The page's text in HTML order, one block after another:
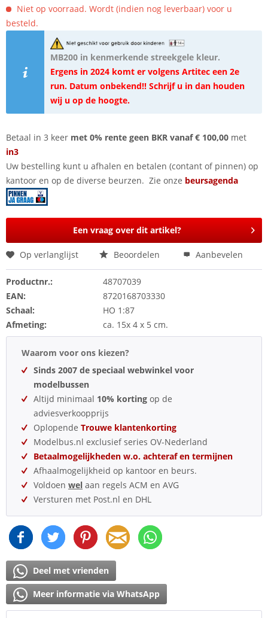
Niet op voorraad. Wordt (indien nog leverbaar) voor u
besteld.
MB200 in kenmerkende streekgele kleur.
Ergens in 2024 komt er volgens Artitec een 2e
run. Datum onbekend!! Schrijf u in dan houden
wij u op de hoogte.
Betaal in 3 keer met 0% rente geen BKR vanaf € 100,00 met
in3
Uw bestelling kunt u afhalen en betalen (contant of pinnen) op
kantoor en op de diverse beurzen. Zie onze beursagenda
Een vraag over dit artikel?
Op verlanglijst Beoordelen Aanbevelen
Productnr.:
48707039
EAN:
8720168703330
Schaal:
HO 1:87
Afmeting:
ca. 15x 4 x 5 cm.
Waarom voor ons kiezen?
Sinds 2007 de speciaal webwinkel voor
modelbussen
Altijd minimaal 10% korting op de
adviesverkoopprijs
Oplopende Trouwe klantenkorting
Modelbus.nl exclusief series OV-Nederland
Betaalmogelijkheden w.o. achteraf en termijnen
Afhaalmogelijkheid op kantoor en beurs.
Voldoen wel aan regels ACM en AVG
Versturen met Post.nl en DHL
Deel met vrienden
Meer informatie via WhatsApp